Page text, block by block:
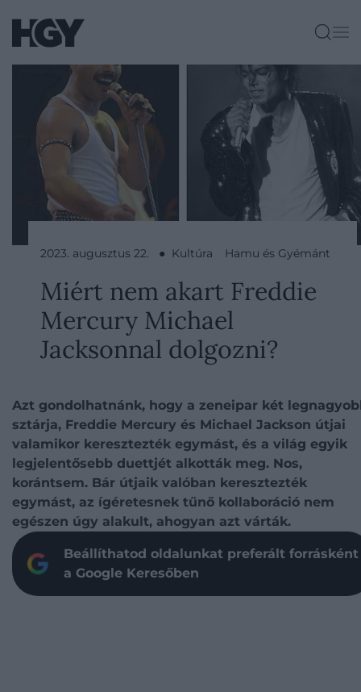
2023. augusztus 22. ● Kultúra Hamu és Gyémánt
Miért nem akart Freddie
Mercury Michael
Jacksonnal dolgozni?
Azt gondolhatnánk, hogy a zeneipar két
sztárja, Freddie Mercury és Michael Jackson útjai
valamikor keresztezték egymást, és a világ egyik
legjelentősebb duettjét alkották meg. Nos,
korántsem. Bár útjaik valóban keresztezték
egymást, az ígéretesnek tűnő kollaboráció nem
egészen úgy alakult, ahogyan azt várták.
Beállíthatod oldalunkat preferált forrásként
a Google Keresőben